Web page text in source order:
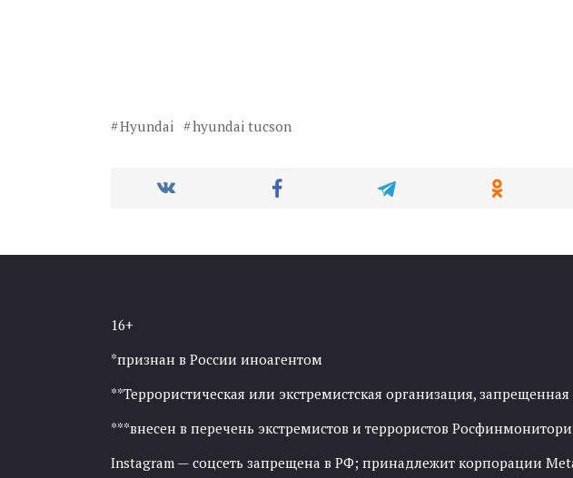
Hyundai hyundai tucson
16+
*признан в России иноагентом
**Террористическая или экстремистская организация,
***внесен в перечень экстремистов и террористов
Instagram — соцсеть запрещена в РФ; принадлежит корпорации